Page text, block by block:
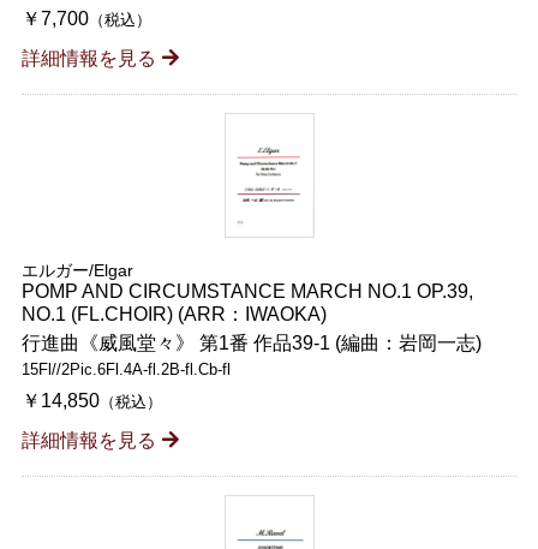
￥7,700（税込）
詳細情報を見る
エルガー/Elgar
POMP AND CIRCUMSTANCE MARCH NO.1 OP.39,
NO.1 (FL.CHOIR) (ARR：IWAOKA)
行進曲《威風堂々》 第1番 作品39-1 (編曲：岩岡一志)
15Fl//2Pic.6Fl.4A-fl.2B-fl.Cb-fl
￥14,850（税込）
詳細情報を見る